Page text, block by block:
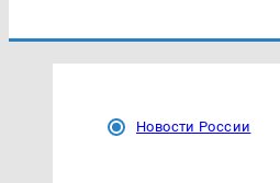
Новости России